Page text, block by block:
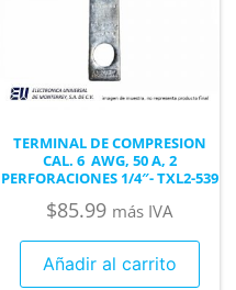
TERMINAL DE COMPRESION
CAL. 6 AWG, 50 A, 2
PERFORACIONES 1/4″- TXL2-539
$85.99 más IVA
Añadir al carrito